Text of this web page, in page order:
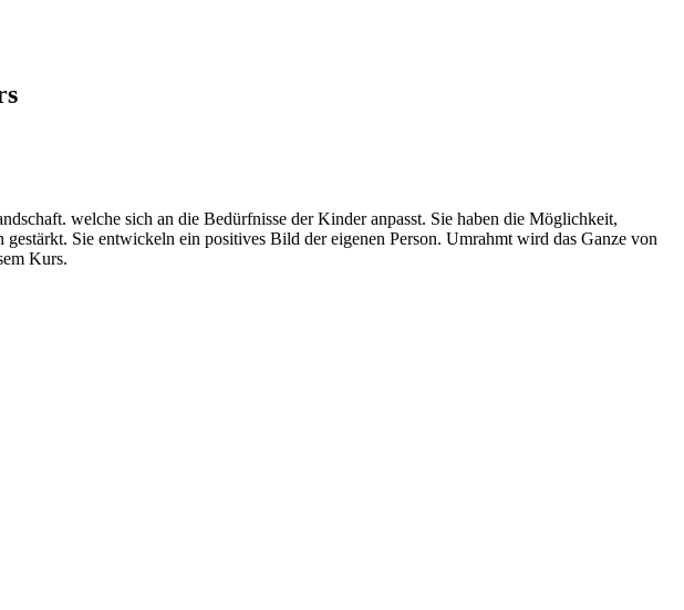
welche sich an die Bedürfnisse der Kinder anpasst. Sie haben die Möglichkeit,
Sie entwickeln ein positives Bild der eigenen Person. Umrahmt wird das Ganze von
Kurs.